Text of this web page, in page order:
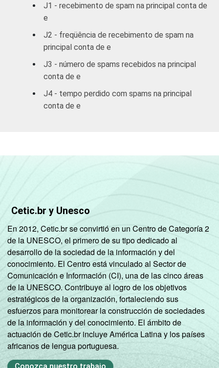
Outras CO 75,82 15,19
RENDA
FAMILIAR
ATÉ R$300 71,83 3,54
R$500
55,64 40,02
R$501-
62,21 10,22
INSTRUÇÃO
Fundamental
incompleto
Fundamental
1
completo
100,00
Fundamental
2
incompleto
55,21 2,08
Fundamental
2
73,21 8,20
J1 - recebimento de spam na principal conta de
e
J2 - freqüência de recebimento de spam na
principal conta de e
J3 - número de spams recebidos na principal
conta de e
J4 - tempo perdido com spams na principal
conta de e
Cetic.br y Unesco
En 2012, Cetic.br se convirtió en un Centro de Categoría 2
de la UNESCO, el primero de su tipo dedicado al
desarrollo de la sociedad de la información y del
conocimiento. El Centro está vinculado al Sector de
Comunicación e Información (CI), una de las cinco áreas
de la UNESCO. Contribuye al logro de los objetivos
estratégicos de la organización, fortaleciendo sus
esfuerzos para monitorear la construcción de sociedades
de la información y del conocimiento. El ámbito de
actuación de Cetic.br incluye América Latina y los países
africanos de lengua portuguesa.